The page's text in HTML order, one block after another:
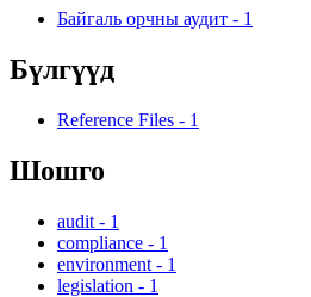
Байгаль орчны аудит - 1
Бүлгүүд
Reference Files - 1
Шошго
audit - 1
compliance - 1
environment - 1
legislation - 1